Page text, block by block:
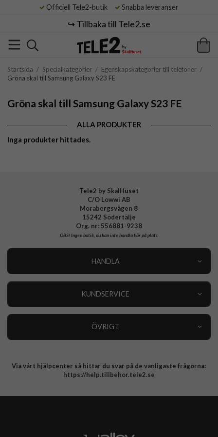
Officiell Tele2-butik Snabba leveranser
↪️ Tillbaka till Tele2.se
Startsida / Specialkategorier / Egenskapskategorier till telefoner /
Gröna skal till Samsung Galaxy S23 FE
Gröna skal till Samsung Galaxy S23 FE
ALLA PRODUKTER
Inga produkter hittades.
Tele2 by SkalHuset
C/O Lowwi AB
Morabergsvägen 8
15242 Södertälje
Org. nr: 556881-9238
OBS!Ingen butik, du kan inte handla här på plats
HANDLA
KUNDSERVICE
ÖVRIGT
Integritetspolicy
Via vårt hjälpcenter så hittar du svar på de vanligaste frågorna:
https://help.tillbehor.tele2.se